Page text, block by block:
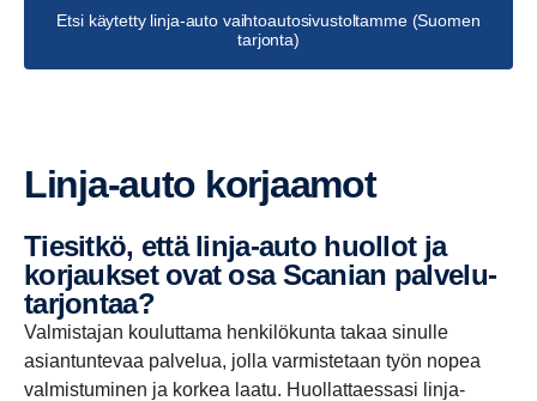
Etsi käytetty linja-auto vaihtoautosivustoltamme (Suomen
tarjonta)
Linja-​auto korjaamot
Tiesitkö, että linja-​auto huollot ja
korjaukset ovat osa Scanian palve­lu­
tar­jontaa?
Valmistajan kouluttama henkilökunta takaa sinulle
asiantuntevaa palvelua, jolla varmistetaan työn nopea
valmistuminen ja korkea laatu. Huollattaessasi linja-